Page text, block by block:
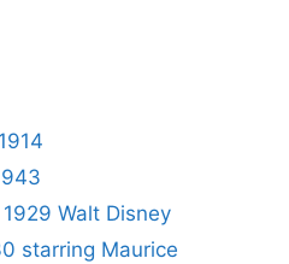
Walt Disney
starring Maurice